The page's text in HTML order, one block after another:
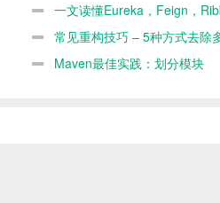
一文读懂Eureka，Feign，
间的关系
常见重构技巧 – 5种方式去除
Maven最佳实践：划分模块